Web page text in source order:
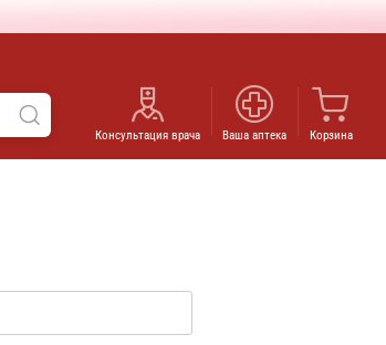
Консультация врача Ваша аптека Корзина